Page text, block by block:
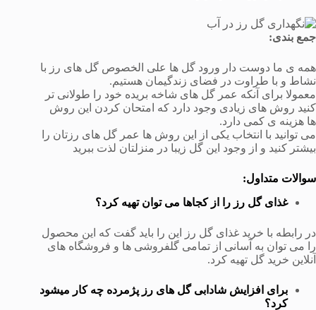
جمع بندی:
همه ی ما دوست دار ورود گل ها علی الخصوص گل های رز با
نشاط و با طراوت در فضای زندگیمان هستیم.
معمولا برای آنکه عمر گل های شاخه بریده خود را طولانی تر
کنید روش های زیادی وجود دارد که امتحان کردن این روش
ها هزینه ی کمی دارد.
می توانید با انتخاب یکی از این روش ها عمر گل های رزتان را
بیشتر کنید و از وجود این گل زیبا در منزلتان لذت ببرید
سوالات متداول:
غذای گل رز را از کجاها می توان تهیه کرد؟
در رابطه با خرید غذای گل رز این را باید گفت که این محصول
را می توان به آسانی از تمامی گلفروشی ها و فروشگاه های
آنلاین خرید گل تهیه کرد.
برای افزایش شادابی گل های رز پژمرده چه کار میشود
کرد؟